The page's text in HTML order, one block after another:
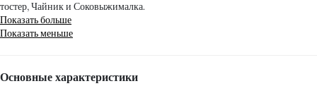
тостер, Чайник и Соковыжималка.
Показать больше
Показать меньше
Основные характеристики